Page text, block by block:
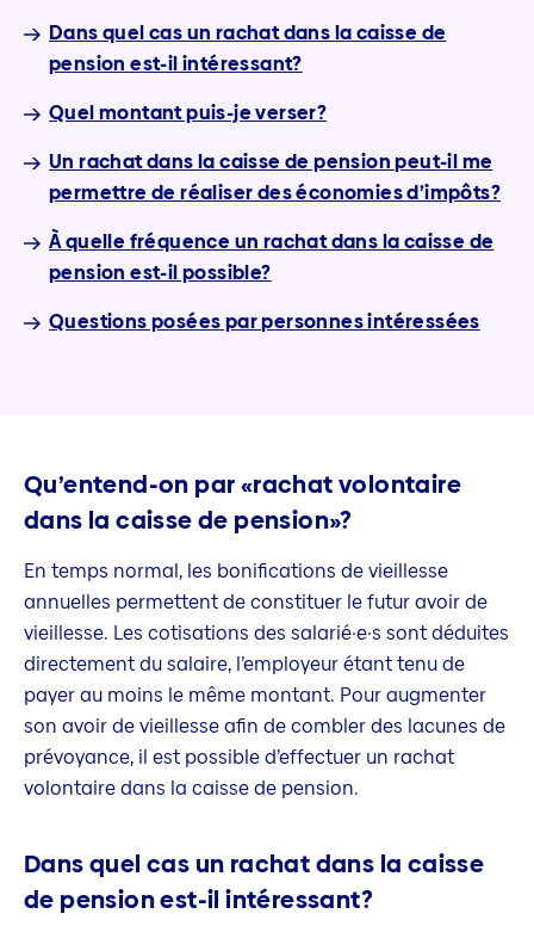
Dans quel cas un rachat dans la caisse de
pension est-il intéressant?
Quel montant puis-je verser?
Un rachat dans la caisse de pension peut-il me
permettre de réaliser des économies d’impôts?
À quelle fréquence un rachat dans la caisse de
pension est-il possible?
Questions posées par personnes intéressées
Qu’entend-on par «rachat volontaire
dans la caisse de pension»?
En temps normal, les bonifications de vieillesse
annuelles permettent de constituer le futur avoir de
vieillesse. Les cotisations des salarié·e·s sont déduites
directement du salaire, l’employeur étant tenu de
payer au moins le même montant. Pour augmenter
son avoir de vieillesse afin de combler des lacunes de
prévoyance, il est possible d’effectuer un rachat
volontaire dans la caisse de pension.
Dans quel cas un rachat dans la caisse
de pension est-il intéressant?